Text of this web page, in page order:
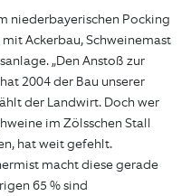
niederbayerischen Pocking
Ackerbau, Schweinemast
„Den Anstoß zur
2004 der Bau unserer
der Landwirt. Doch wer
im Zölsschen Stall
hat weit gefehlt.
macht diese gerade
65 % sind